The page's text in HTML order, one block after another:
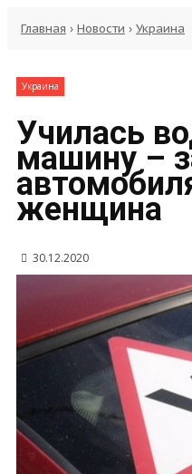
Главная › Новости › Украина
Украина
Училась
машину –
женщина
30.12.2020